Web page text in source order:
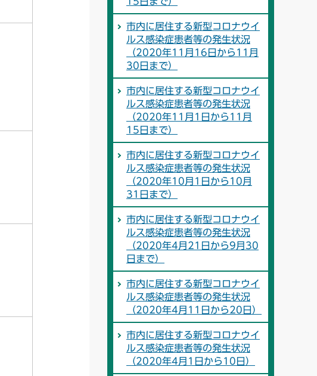
市内に居住する新型コロナウイ
ルス感染症患者等の発生状況
（2020年11月16日から11月
30日まで）
市内に居住する新型コロナウイ
ルス感染症患者等の発生状況
（2020年11月1日から11月
15日まで）
市内に居住する新型コロナウイ
ルス感染症患者等の発生状況
（2020年10月1日から10月
31日まで）
市内に居住する新型コロナウイ
ルス感染症患者等の発生状況
（2020年4月21日から9月30
日まで）
市内に居住する新型コロナウイ
ルス感染症患者等の発生状況
（2020年4月11日から20日）
市内に居住する新型コロナウイ
ルス感染症患者等の発生状況
（2020年4月1日から10日）